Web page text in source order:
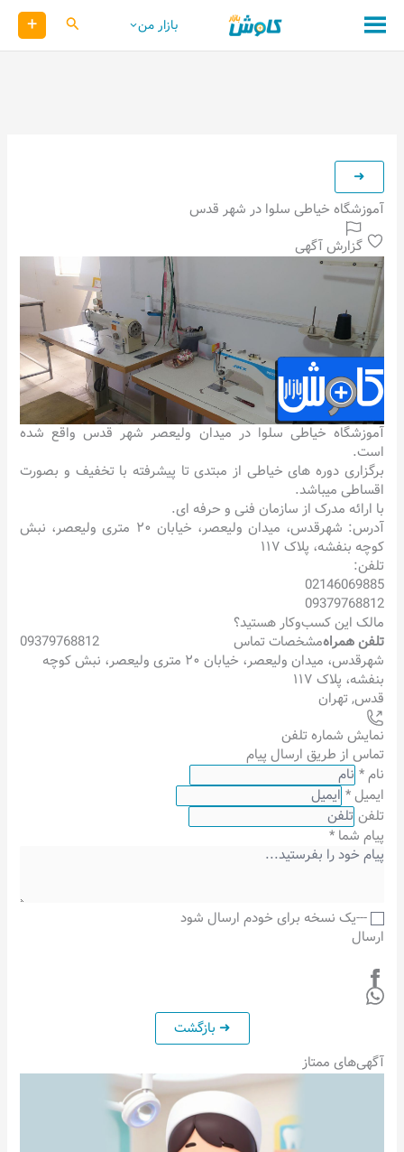
محتوا
بازار من کاوش +
آموزشگاه خیاطی سلوا در شهر قدس
گزارش آگهی
آموزشگاه خیاطی سلوا در میدان ولیعصر شهر قدس واقع شده
است.
برگزاری دوره های خیاطی از مبتدی تا پیشرفته با تخفیف و بصورت
اقساطی میباشد.
با ارائه مدرک از سازمان فنی و حرفه ای.
آدرس: شهرقدس، میدان ولیعصر، خیابان ۲۰ متری ولیعصر، نبش
کوچه بنفشه، پلاک ۱۱۷
تلفن:
02146069885
09379768812
مالک این کسب‌وکار هستید؟
تلفن همراه
09379768812
مشخصات تماس
شهرقدس، میدان ولیعصر، خیابان ۲۰ متری ولیعصر، نبش کوچه
بنفشه، پلاک ۱۱۷
قدس,تهران
نمایش شماره تلفن
تماس از طریق ارسال پیام
نام*
ایمیل*
تلفن
پیام شما*
---یک نسخه برای خودم ارسال شود
ارسال
آگهی‌های ممتاز